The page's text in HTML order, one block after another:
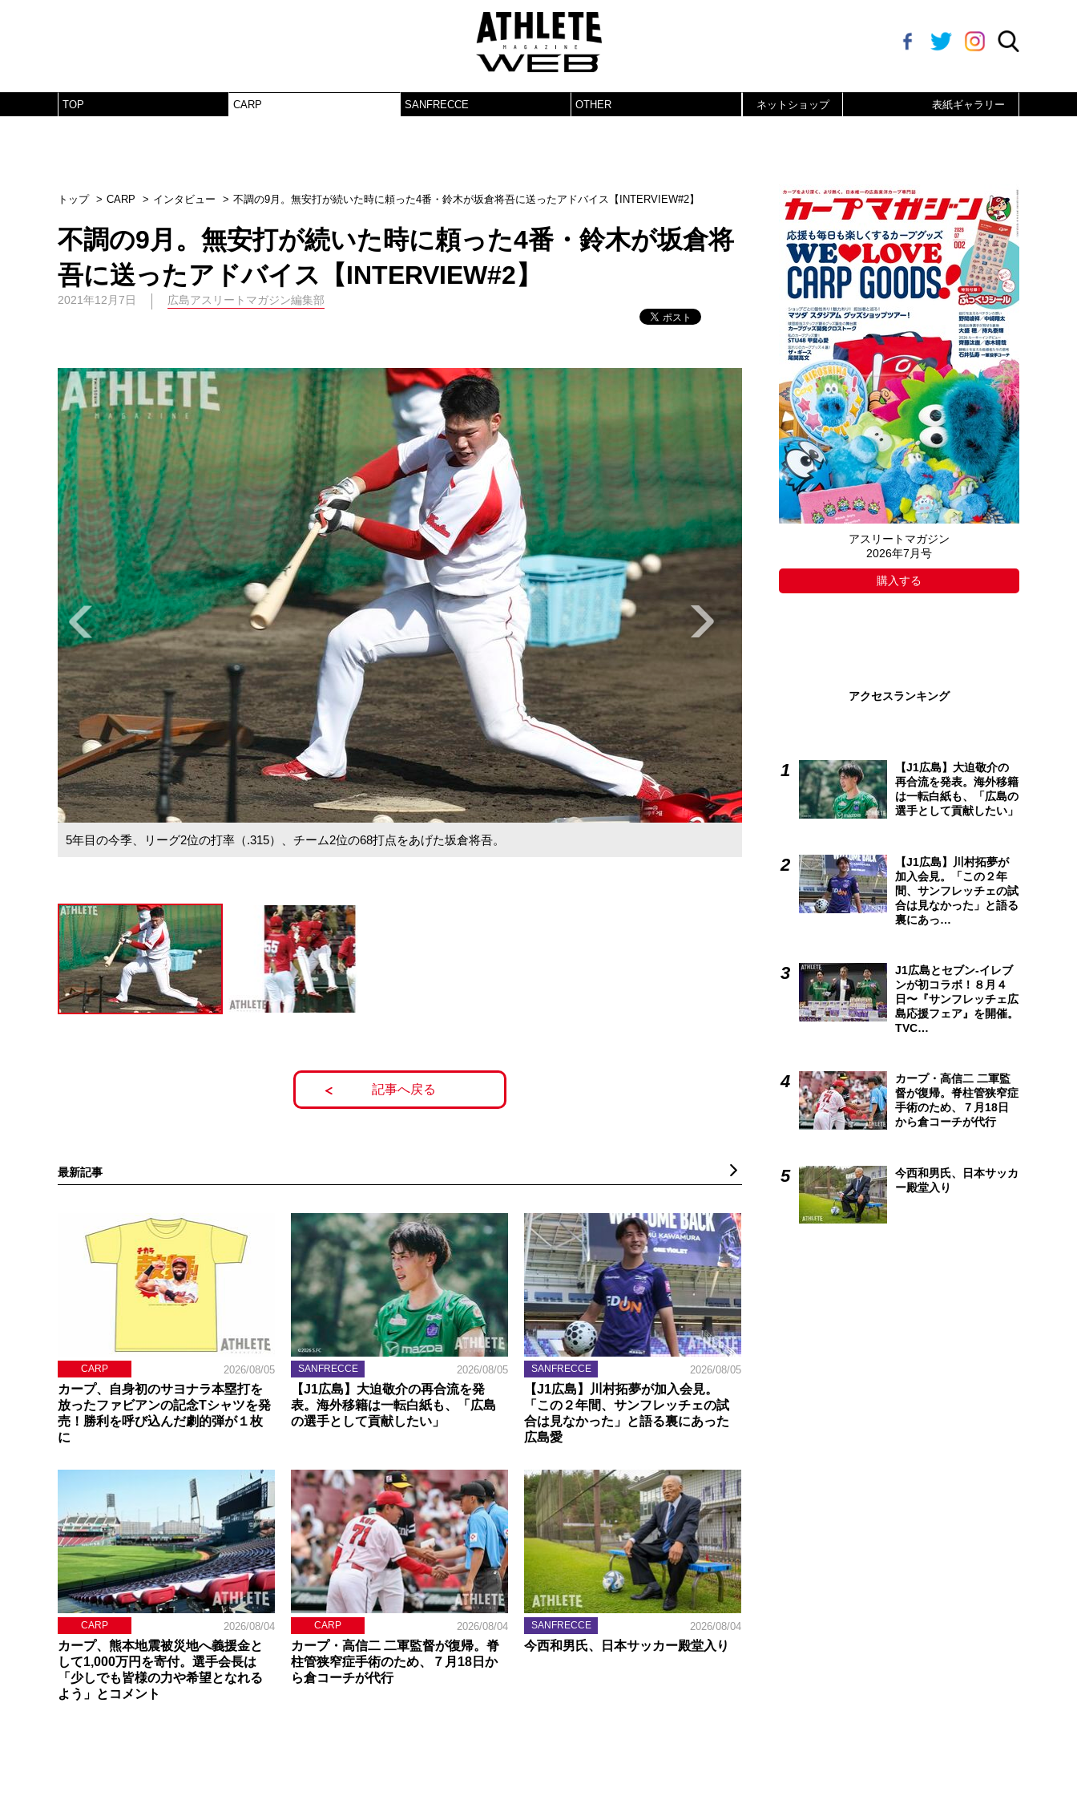
TOP CARP SANFRECCE OTHER ネットショップ 表紙ギャラリー
トップ CARP インタビュー 不調の9月。無安打が続いた時に頼った4番・鈴木が坂倉将吾に送ったアドバイス【INTERVIEW#2】
不調の9月。無安打が続いた時に頼った4番・鈴木が坂倉将
吾に送ったアドバイス【INTERVIEW#2】
2021年12月7日 広島アスリートマガジン編集部
5年目の今季、リーグ2位の打率（.315）、チーム2位の68打点をあげた坂倉将吾。
初の規定打席に到達した。
記事へ戻る
最新記事
CARP 2026/08/05
カープ、自身初のサヨナラ本塁打を
放ったファビアンの記念Tシャツを発
売！勝利を呼び込んだ劇的弾が１枚
に
SANFRECCE 2026/08/05
【J1広島】大迫敬介の再合流を発
表。海外移籍は一転白紙も、「広島
の選手として貢献したい」
SANFRECCE 2026/08/05
【J1広島】川村拓夢が加入会見。
「この２年間、サンフレッチェの試
合は見なかった」と語る裏にあった
広島愛
CARP 2026/08/04
カープ、熊本地震被災地へ義援金と
して1,000万円を寄付。選手会長は
「少しでも皆様の力や希望となれる
よう」とコメント
CARP 2026/08/04
カープ・高信二 二軍監督が復帰。脊
柱管狭窄症手術のため、７月18日か
ら倉コーチが代行
SANFRECCE 2026/08/04
今西和男氏、日本サッカー殿堂入り
アスリートマガジン
2026年7月号
購入する
アクセスランキング
【J1広島】大迫敬介の
再合流を発表。海外移籍
は一転白紙も、「広島の
選手として貢献したい」
【J1広島】川村拓夢が
加入会見。「この２年
間、サンフレッチェの試
合は見なかった」と語る
裏にあっ…
J1広島とセブン-イレブ
ンが初コラボ！８月４
日〜『サンフレッチェ広
島応援フェア』を開催。
TVC…
カープ・高信二 二軍監
督が復帰。脊柱管狭窄症
手術のため、７月18日
から倉コーチが代行
今西和男氏、日本サッカ
ー殿堂入り